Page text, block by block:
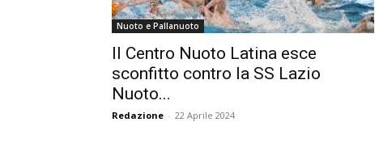
Nuoto e Pallanuoto
Il Centro Nuoto Latina esce
sconfitto contro la SS Lazio
Nuoto...
Redazione - 22 Aprile 2024